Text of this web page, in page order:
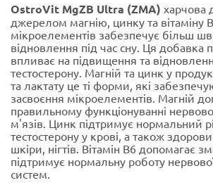
OstroVit MgZB Ultra (ZMA) харчова
джерелом магнію, цинку та вітаміну
мікроелементів забезпечує більш
відновлення під час сну. Ця добавка
впливає на підвищення та
тестостерону. Магній та цинк у
та лактату це ті форми, які
засвоєння мікроелементів. Магній
правильному функціонуванні
м'язів. Цинк підтримує нормальний
тестостерону у крові, а також
шкіри, нігтів. Вітамін В6 допомагає
підтримує нормальну роботу
систем.